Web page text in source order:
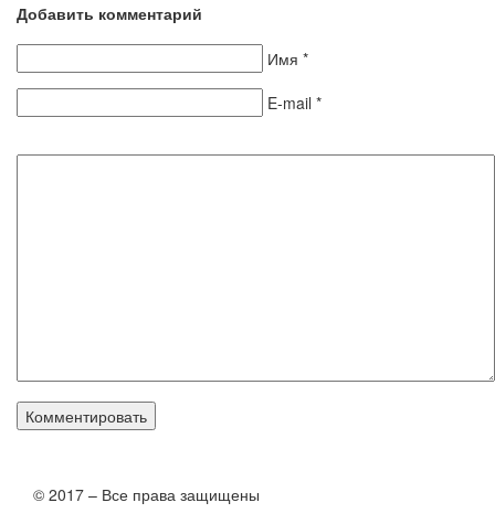
Добавить комментарий
Имя *
E-mail *
© 2017 – Все права защищены